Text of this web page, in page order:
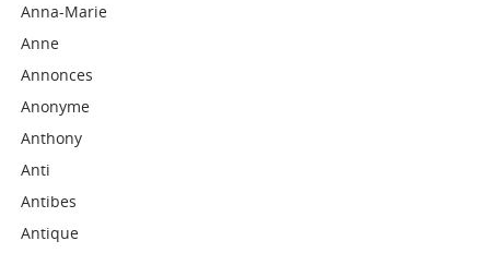
Anna-Marie
Anne
Annonces
Anonyme
Anthony
Anti
Antibes
Antique